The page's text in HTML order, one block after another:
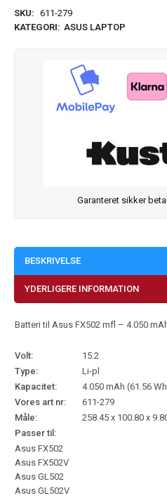
SKU: 611-279
KATEGORI: ASUS LAPTOP
Garanteret sikker
BESKRIVELSE
YDERLIGERE INFORMATION
Batteri til Asus FX502 mfl – 4.050
Volt:
15.2
Type:
Li-pl
Kapacitet:
4.050 mAh (61.56
Vores art nr:
611-279
Måle:
258.45 x 100.80 x
Passer til:
Asus FX502
Asus FX502V
Asus GL502
Asus GL502V